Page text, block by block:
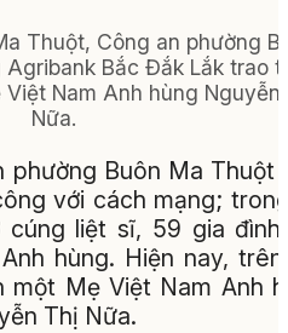
Thuột, Công an phường
Bắc Đắk Lắk trao
Nam Anh hùng Nguyễn
Nữa.
phường Buôn Ma Thuột
với cách mạng;
cúng liệt sĩ, 59 gia
hùng. Hiện nay,
một Mẹ Việt Nam Anh
Thị Nữa.